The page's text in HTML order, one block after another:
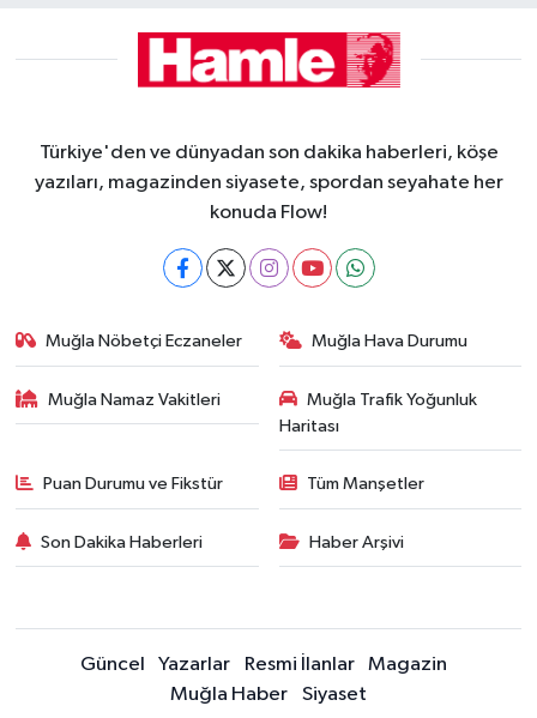
Türkiye'den ve dünyadan son dakika haberleri, köşe
yazıları, magazinden siyasete, spordan seyahate her
konuda Flow!
Muğla Nöbetçi Eczaneler Muğla Hava Durumu
Muğla Namaz Vakitleri
Muğla Trafik Yoğunluk
Haritası
Puan Durumu ve Fikstür Tüm Manşetler
Son Dakika Haberleri Haber Arşivi
Güncel Yazarlar Resmi İlanlar
Magazin
Muğla Haber
Siyaset